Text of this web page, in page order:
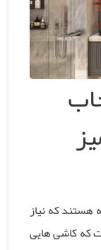
هستند که نیاز
که کاشی هایی